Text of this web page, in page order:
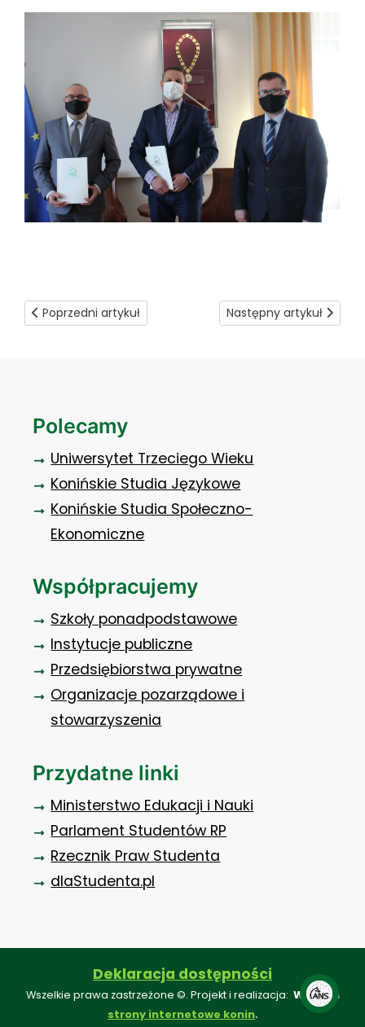
Poprzedni artykuł: Recepta na biznes - „Czwartkowe
Poprzedni artykuł Następny artykuł:
Następny artykuł
Polecamy
Uniwersytet Trzeciego Wieku
Konińskie Studia Językowe
Konińskie Studia Społeczno-
Ekonomiczne
Współpracujemy
Szkoły ponadpodstawowe
Instytucje publiczne
Przedsiębiorstwa prywatne
Organizacje pozarządowe i
stowarzyszenia
Przydatne linki
Ministerstwo Edukacji i Nauki
Parlament Studentów RP
Rzecznik Praw Studenta
dlaStudenta.pl
Deklaracja dostępności
Wszelkie prawa zastrzeżone ©. Projekt i realizacja: Webkon
strony internetowe konin.